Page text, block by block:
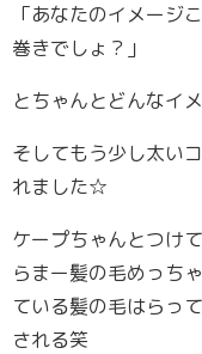
「あなたのイメージ
巻きでしょ？」
とちゃんとどんなイ
そしてもう少し太い
れました☆
ケープちゃんとつけ
らまー髪の毛めっち
ている髪の毛はらっ
される笑